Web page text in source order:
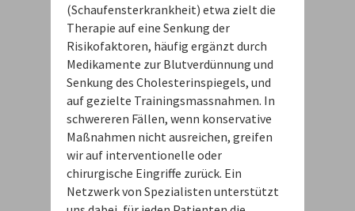
(Schaufensterkrankheit) etwa zielt die
Therapie auf eine Senkung der
Risikofaktoren, häufig ergänzt durch
Medikamente zur Blutverdünnung und
Senkung des Cholesterinspiegels, und
auf gezielte Trainingsmassnahmen. In
schwereren Fällen, wenn konservative
Maßnahmen nicht ausreichen, greifen
wir auf interventionelle oder
chirurgische Eingriffe zurück. Ein
Netzwerk von Spezialisten unterstützt